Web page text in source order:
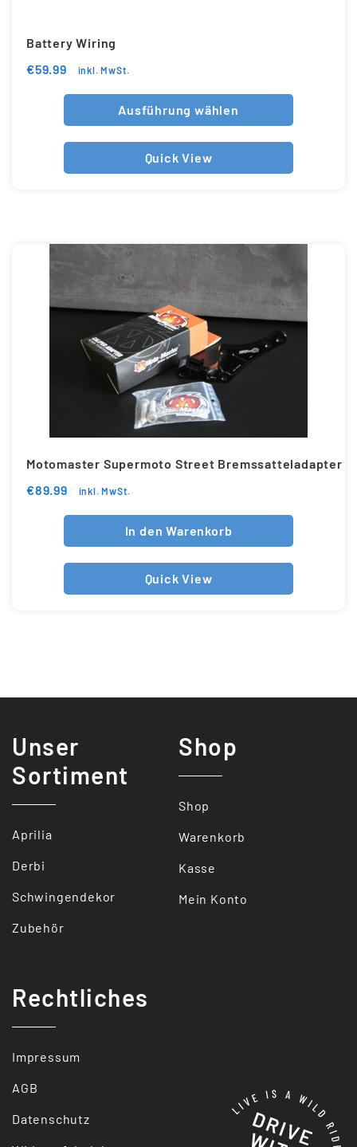
Battery Wiring
€59.99 inkl. MwSt.
Ausführung wählen
Quick View
Motomaster Supermoto Street Bremssatteladapter
€89.99 inkl. MwSt.
In den Warenkorb
Quick View
Unser
Sortiment
Aprilia
Derbi
Schwingendekor
Zubehör
Shop
Shop
Warenkorb
Kasse
Mein Konto
Rechtliches
Impressum
AGB
Datenschutz